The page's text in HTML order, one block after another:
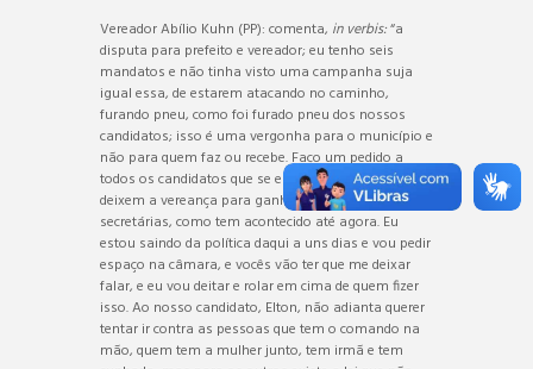
Vereador Abílio Kuhn (PP): comenta, in verbis:“a
disputa para prefeito e vereador; eu tenho seis
mandatos e não tinha visto uma campanha suja
igual essa, de estarem atacando no caminho,
furando pneu, como foi furado pneu dos nossos
candidatos; isso é uma vergonha para o município e
não para quem faz ou recebe. Faço um pedido a
todos os candidatos que se elegeram para que não
deixem a vereança para ganhar mais nas
secretárias, como tem acontecido até agora. Eu
estou saindo da política daqui a uns dias e vou pedir
espaço na câmara, e vocês vão ter que me deixar
falar, e eu vou deitar e rolar em cima de quem fizer
isso. Ao nosso candidato, Elton, não adianta querer
tentar ir contra as pessoas que tem o comando na
mão, quem tem a mulher junto, tem irmã e tem